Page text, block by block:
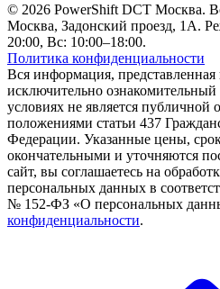
© 2026 PowerShift DCT Москва.
Москва, Задонский проезд, 1А.
20:00, Вс: 10:00–18:00.
Политика конфиденциальности
Вся информация, представленная
исключительно
условиях не является публичной
положениями статьи 437
Федерации. Указанные цены,
окончательными и уточняются
сайт, вы соглашаетесь на
персональных данных в
№ 152-ФЗ «О персональных
конфиденциальности.